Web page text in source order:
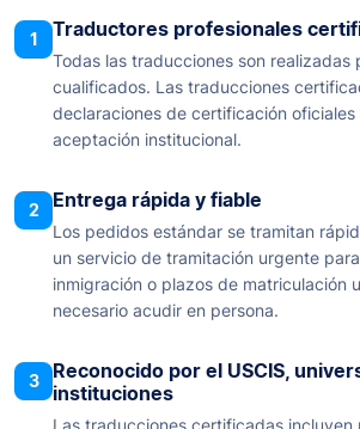
1 Traductores profesionales
Todas las traducciones son realizadas
cualificados. Las traducciones
declaraciones de certificación oficiales
aceptación institucional.
2 Entrega rápida y fiable
Los pedidos estándar se tramitan
un servicio de tramitación urgente
inmigración o plazos de matriculación
necesario acudir en persona.
3
Reconocido por el USCIS,
instituciones